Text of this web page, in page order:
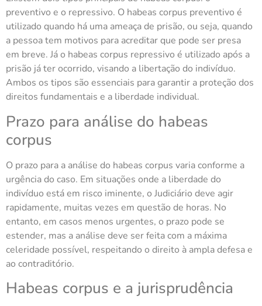
preventivo e o repressivo. O habeas corpus preventivo é
utilizado quando há uma ameaça de prisão, ou seja, quando
a pessoa tem motivos para acreditar que pode ser presa
em breve. Já o habeas corpus repressivo é utilizado após a
prisão já ter ocorrido, visando a libertação do indivíduo.
Ambos os tipos são essenciais para garantir a proteção dos
direitos fundamentais e a liberdade individual.
Prazo para análise do habeas
corpus
O prazo para a análise do habeas corpus varia conforme a
urgência do caso. Em situações onde a liberdade do
indivíduo está em risco iminente, o Judiciário deve agir
rapidamente, muitas vezes em questão de horas. No
entanto, em casos menos urgentes, o prazo pode se
estender, mas a análise deve ser feita com a máxima
celeridade possível, respeitando o direito à ampla defesa e
ao contraditório.
Habeas corpus e a jurisprudência